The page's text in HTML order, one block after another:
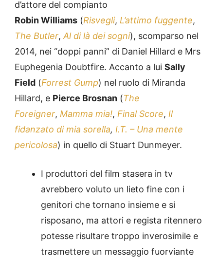
d’attore del compianto
Robin Williams (Risvegli, L’attimo fuggente,
The Butler, Al di là dei sogni), scomparso nel
2014, nei “doppi panni” di Daniel Hillard e Mrs
Euphegenia Doubtfire. Accanto a lui Sally
Field (Forrest Gump) nel ruolo di Miranda
Hillard, e Pierce Brosnan (The
Foreigner, Mamma mia!, Final Score, Il
fidanzato di mia sorella, I.T. – Una mente
pericolosa) in quello di Stuart Dunmeyer.
I produttori del film stasera in tv
avrebbero voluto un lieto fine con i
genitori che tornano insieme e si
risposano, ma attori e regista ritennero
potesse risultare troppo inverosimile e
trasmettere un messaggio fuorviante